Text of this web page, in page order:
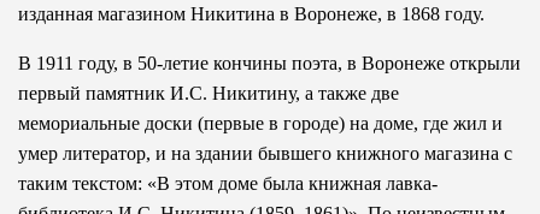
изданная магазином Никитина в Воронеже, в 1868 году.
В 1911 году, в 50-летие кончины поэта, в Воронеже открыли
первый памятник И.С. Никитину, а также две
мемориальные доски (первые в городе) на доме, где жил и
умер литератор, и на здании бывшего книжного магазина с
таким текстом: «В этом доме была книжная лавка-